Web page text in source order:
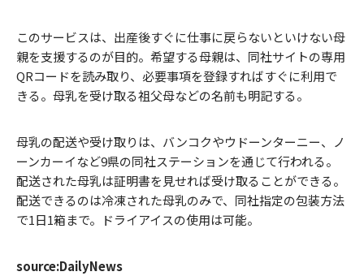
このサービスは、出産後すぐに仕事に戻らないといけない母
親を支援するのが目的。希望する母親は、同社サイトの専用
QRコードを読み取り、必要事項を登録すればすぐに利用で
きる。母乳を受け取る祖父母などの名前も明記する。
母乳の配送や受け取りは、バンコクやウドーンターニー、ノ
ーンカーイなど9県の同社ステーションを通じて行われる。
配送された母乳は証明書を見せれば受け取ることができる。
配送できるのは冷凍された母乳のみで、同社指定の包装方法
で1日1箱まで。ドライアイスの使用は可能。
source:DailyNews